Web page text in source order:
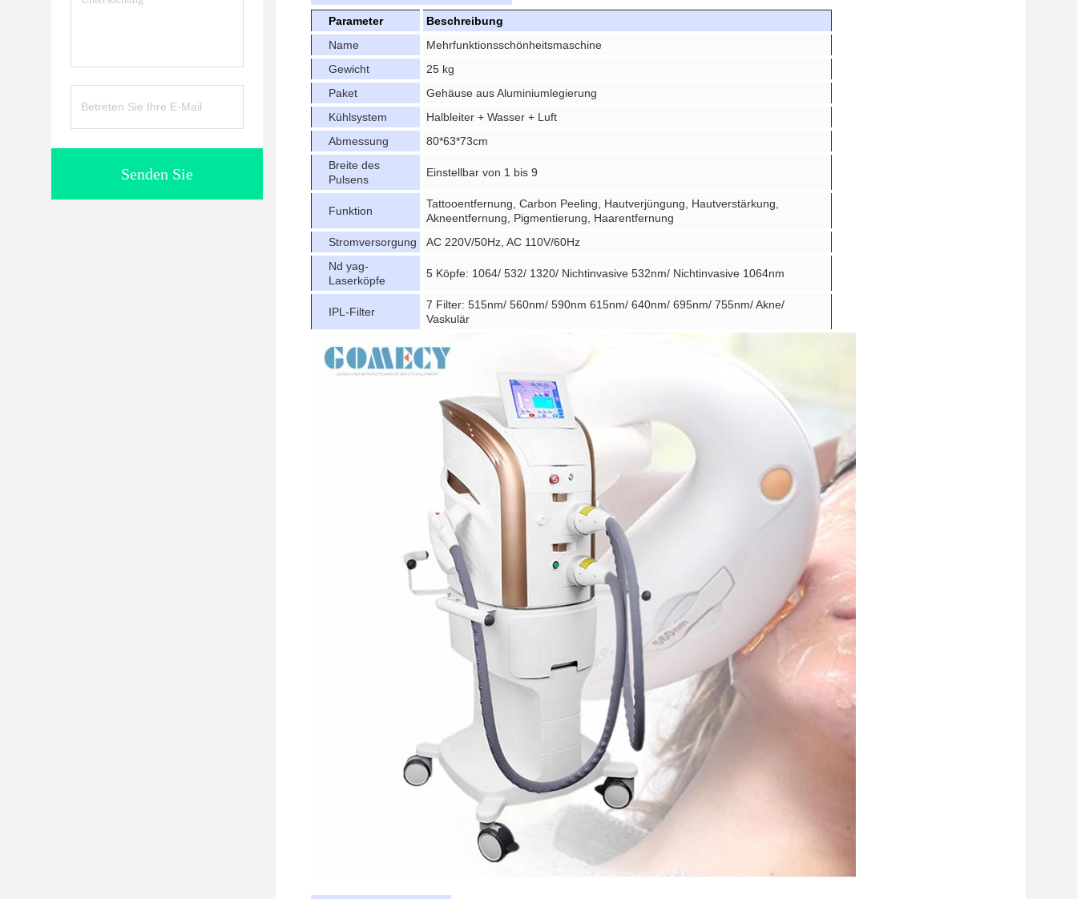
Senden Sie
Parameter
Beschreibung
Name
Mehrfunktionsschönheitsmaschine
Gewicht
25 kg
Paket
Gehäuse aus Aluminiumlegierung
Kühlsystem
Halbleiter + Wasser + Luft
Abmessung
80*63*73cm
Breite des
Pulsens
Einstellbar von 1 bis 9
Funktion
Tattooentfernung, Carbon Peeling, Hautverjüngung, Hautverstärkung,
Akneentfernung, Pigmentierung, Haarentfernung
Stromversorgung
AC 220V/50Hz, AC 110V/60Hz
Nd yag-
Laserköpfe
5 Köpfe: 1064/ 532/ 1320/ Nichtinvasive 532nm/ Nichtinvasive 1064nm
IPL-Filter
7 Filter: 515nm/ 560nm/ 590nm 615nm/ 640nm/ 695nm/ 755nm/ Akne/
Vaskulär